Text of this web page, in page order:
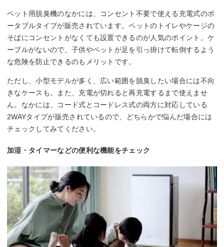
ペット用脱臭機のなかには、コンセント不要で使える充電式のポ
ータブルタイプが販売されています。ペットのトイレやケージの
そばにコンセントがなくても設置できるのが人気のポイント。ケ
ーブルがないので、子供やペットが足を引っ掛けて転倒するよう
な危険を防止できるのもメリットです。
ただし、小型モデルが多く、広い範囲を脱臭したい場合には不向
きなケースも。また、充電が切れると再充電するまで使えませ
ん。なかには、コード式とコードレス式の両方に対応している
2WAYタイプが販売されているので、どちらかで悩んだ場合には
チェックしてみてください。
加湿・タイマーなどの便利な機能をチェック